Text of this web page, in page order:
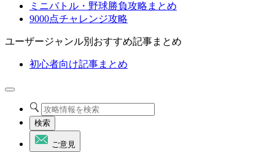
ミニバトル・野球勝負攻略まとめ
9000点チャレンジ攻略
ユーザージャンル別おすすめ記事まとめ
初心者向け記事まとめ
検索
ご意見